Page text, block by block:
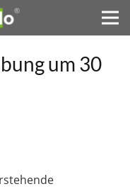
um 30